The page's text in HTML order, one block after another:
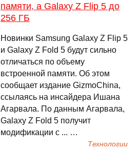
памяти, а Galaxy Z Flip 5 до
256 ГБ
Новинки Samsung Galaxy Z Flip 5
и Galaxy Z Fold 5 будут сильно
отличаться по объему
встроенной памяти. Об этом
сообщает издание GizmoChina,
ссылаясь на инсайдера Ишана
Агарвала. По данным Агарвала,
Galaxy Z Fold 5 получит
модификации с ... …
Технологии